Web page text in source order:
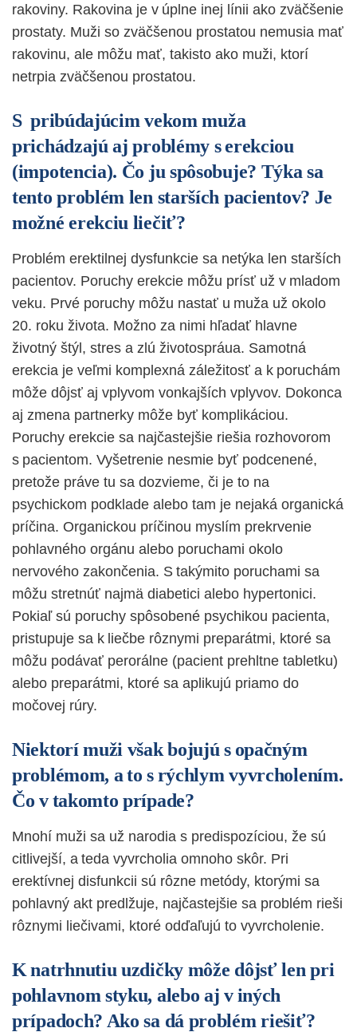
rakoviny. Rakovina je v úplne inej línii ako zväčšenie
prostaty. Muži so zväčšenou prostatou nemusia mať
rakovinu, ale môžu mať, takisto ako muži, ktorí
netrpia zväčšenou prostatou.
S pribúdajúcim vekom muža
prichádzajú aj problémy s erekciou
(impotencia). Čo ju spôsobuje? Týka sa
tento problém len starších pacientov? Je
možné erekciu liečiť?
Problém erektilnej dysfunkcie sa netýka len starších
pacientov. Poruchy erekcie môžu prísť už v mladom
veku. Prvé poruchy môžu nastať u muža už okolo
20. roku života. Možno za nimi hľadať hlavne
životný štýl, stres a zlú životospráua. Samotná
erekcia je veľmi komplexná záležitosť a k poruchám
môže dôjsť aj vplyvom vonkajších vplyvov. Dokonca
aj zmena partnerky môže byť komplikáciou.
Poruchy erekcie sa najčastejšie riešia rozhovorom
s pacientom. Vyšetrenie nesmie byť podcenené,
pretože práve tu sa dozvieme, či je to na
psychickom podklade alebo tam je nejaká organická
príčina. Organickou príčinou myslím prekrvenie
pohlavného orgánu alebo poruchami okolo
nervového zakončenia. S takýmito poruchami sa
môžu stretnúť najmä diabetici alebo hypertonici.
Pokiaľ sú poruchy spôsobené psychikou pacienta,
pristupuje sa k liečbe rôznymi preparátmi, ktoré sa
môžu podávať perorálne (pacient prehltne tabletku)
alebo preparátmi, ktoré sa aplikujú priamo do
močovej rúry.
Niektorí muži však bojujú s opačným
problémom, a to s rýchlym vyvrcholením.
Čo v takomto prípade?
Mnohí muži sa už narodia s predispozíciou, že sú
citlivejší, a teda vyvrcholia omnoho skôr. Pri
erektívnej disfunkcii sú rôzne metódy, ktorými sa
pohlavný akt predlžuje, najčastejšie sa problém rieši
rôznymi liečivami, ktoré odďaľujú to vyvrcholenie.
K natrhnutiu uzdičky môže dôjsť len pri
pohlavnom styku, alebo aj v iných
prípadoch? Ako sa dá problém riešiť?